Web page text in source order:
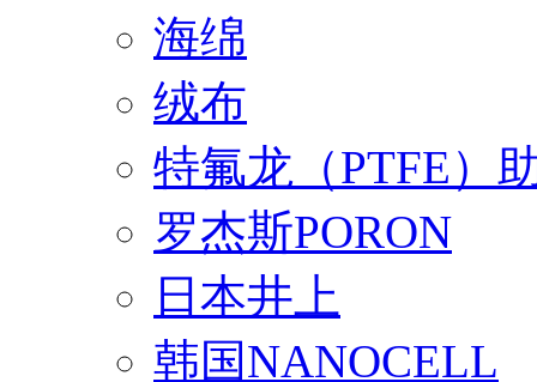
海绵
绒布
特氟龙（PTFE）
罗杰斯PORON
日本井上
韩国NANOCELL